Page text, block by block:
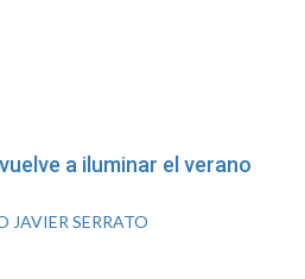
a iluminar el verano
JAVIER SERRATO